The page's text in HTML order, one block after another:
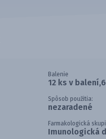
Balenie
12 ks v
Spôsob použitia:
nezaradené
Farmakologická
Imunologická